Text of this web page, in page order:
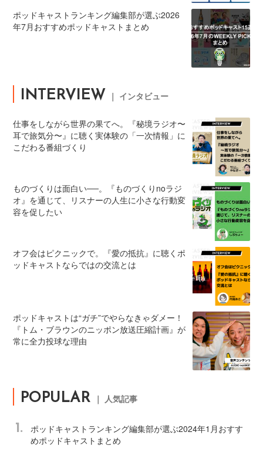
ポッドキャストランキング編集部が選ぶ2026
年7月おすすめポッドキャストまとめ
INTERVIEW ｜ インタビュー
仕事をしながら世界の果てへ。『秘境ラジオ〜
耳で旅気分〜』に聴く実体験の「一次情報」に
こだわる番組づくり
ものづくりは面白い──。『ものづくりnoラジ
オ』を通じて、リスナーの人生に小さな行動変
容を促したい
オフ会はピクニックで。『愛の抵抗』に聴くポ
ッドキャストならではの交流とは
ポッドキャストは“ガチ”でやらなきゃダメー！
『トム・ブラウンのニッポン放送圧縮計画』が
常に全力投球な理由
POPULAR ｜ 人気記事
1.
ポッドキャストランキング編集部が選ぶ2024年1月おすす
めポッドキャストまとめ